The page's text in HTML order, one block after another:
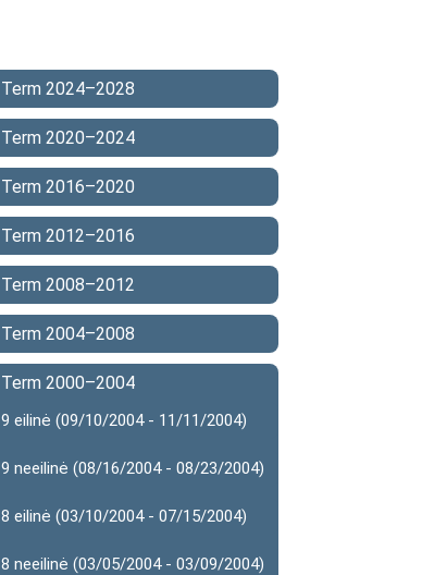
Term 2024–2028
Term 2020–2024
Term 2016–2020
Term 2012–2016
Term 2008–2012
Term 2004–2008
Term 2000–2004
9 eilinė (09/10/2004 - 11/11/2004)
9 neeilinė (08/16/2004 - 08/23/2004)
8 eilinė (03/10/2004 - 07/15/2004)
8 neeilinė (03/05/2004 - 03/09/2004)